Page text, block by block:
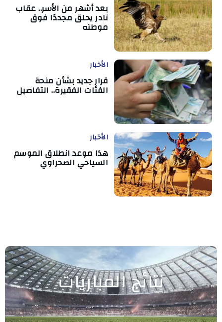
بعد أشهر من الأسر.. عقاب
نادر يحلق مجددًا فوق
موطنه
الأخبار
قرار جديد بشأن منحة
الفئات الفقيرة.. التفاصيل
الأخبار
هذا موعد انطلاق الموسم
السياحي الصحراوي
نتائج المباريات